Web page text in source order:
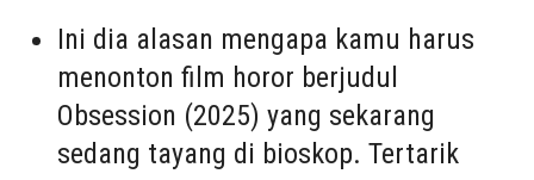
Ini dia alasan mengapa kamu harus
menonton film horor berjudul
Obsession (2025) yang sekarang
sedang tayang di bioskop. Tertarik